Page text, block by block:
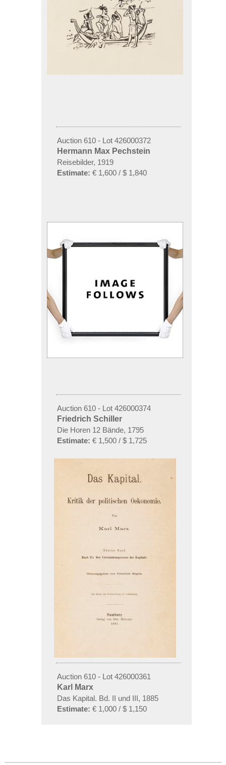
Auction 610 - Lot 426000372
Hermann Max Pechstein
Reisebilder, 1919
Estimate: € 1,600 / $ 1,840
Auction 610 - Lot 426000374
Friedrich Schiller
Die Horen 12 Bände, 1795
Estimate: € 1,500 / $ 1,725
Auction 610 - Lot 426000361
Karl Marx
Das Kapital. Bd. II und III, 1885
Estimate: € 1,000 / $ 1,150